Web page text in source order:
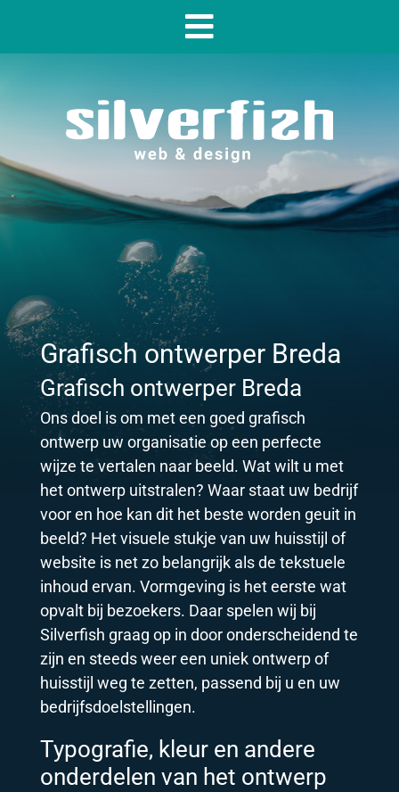
Grafisch ontwerper Breda
Grafisch ontwerper Breda
Ons doel is om met een goed grafisch
ontwerp uw organisatie op een perfecte
wijze te vertalen naar beeld. Wat wilt u met
het ontwerp uitstralen? Waar staat uw bedrijf
voor en hoe kan dit het beste worden geuit in
beeld? Het visuele stukje van uw huisstijl of
website is net zo belangrijk als de tekstuele
inhoud ervan. Vormgeving is het eerste wat
opvalt bij bezoekers. Daar spelen wij bij
Silverfish graag op in door onderscheidend te
zijn en steeds weer een uniek ontwerp of
huisstijl weg te zetten, passend bij u en uw
bedrijfsdoelstellingen.
Typografie, kleur en andere
onderdelen van het ontwerp